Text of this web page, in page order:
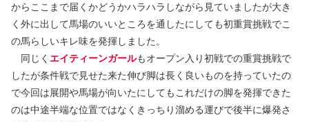
からここまで届くかどうかハラハラしながら見ていましたが大き
く外に出して馬場のいいところを通したにしても初重賞挑戦でこ
の馬らしいキレ味を発揮しました。
同じく エイティーンガールもオープン入り初戦での重賞挑戦で
したが条件戦で見せた来た伸び脚は長く良いものを持っていたの
で今回は展開や馬場が向いたにしてもこれだけの脚を発揮できた
のは中途半端な位置ではなくきっちり溜める運びで後半に爆発さ